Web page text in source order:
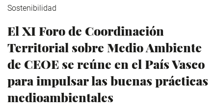
Sostenibilidad
El XI Foro de Coordinación
Territorial sobre Medio Ambiente
de CEOE se reúne en el País Vasco
para impulsar las buenas prácticas
medioambientales